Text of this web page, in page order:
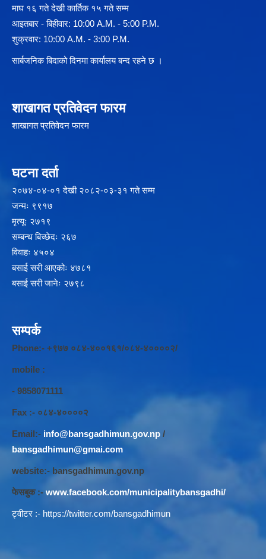
माघ १६ गते देखी कार्तिक १५ गते सम्म
आइतबार - बिहीवार: 10:00 A.M. - 5:00 P.M.
शुक्रवार: 10:00 A.M. - 3:00 P.M.
सार्बजनिक बिदाको दिनमा कार्यालय बन्द रहने छ ।
शाखागत प्रतिवेदन फारम
शाखागत प्रतिवेदन फारम
घटना दर्ता
२‍०७४-०४-०१ देखी २०८२-०३-३१ गते सम्म
जन्मः ९९१७
मृत्यूः २७१९
सम्बन्ध बिच्छेदः २६७
विवाहः ४५०४
बसाई सरी आएकोः ४७८१
बसाई सरी जानेः २७९८
सम्पर्क
Phone:- +९७७ ०८४-४००१६१/०८४-४००००२/
mobile :
- 9858071111
Fax :- ०८४-४००००२
Email:- info@bansgadhimun.gov.np /
bansgadhimun@gmai.com
website:- bansgadhimun.gov.np
फेसबुक :- www.facebook.com/municipalitybansgadhi/
ट्वीटर :- https://twitter.com/bansgadhimun